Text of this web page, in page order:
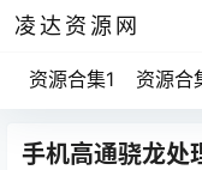
凌达资源网
资源合集1 资源合
手机高通骁龙处